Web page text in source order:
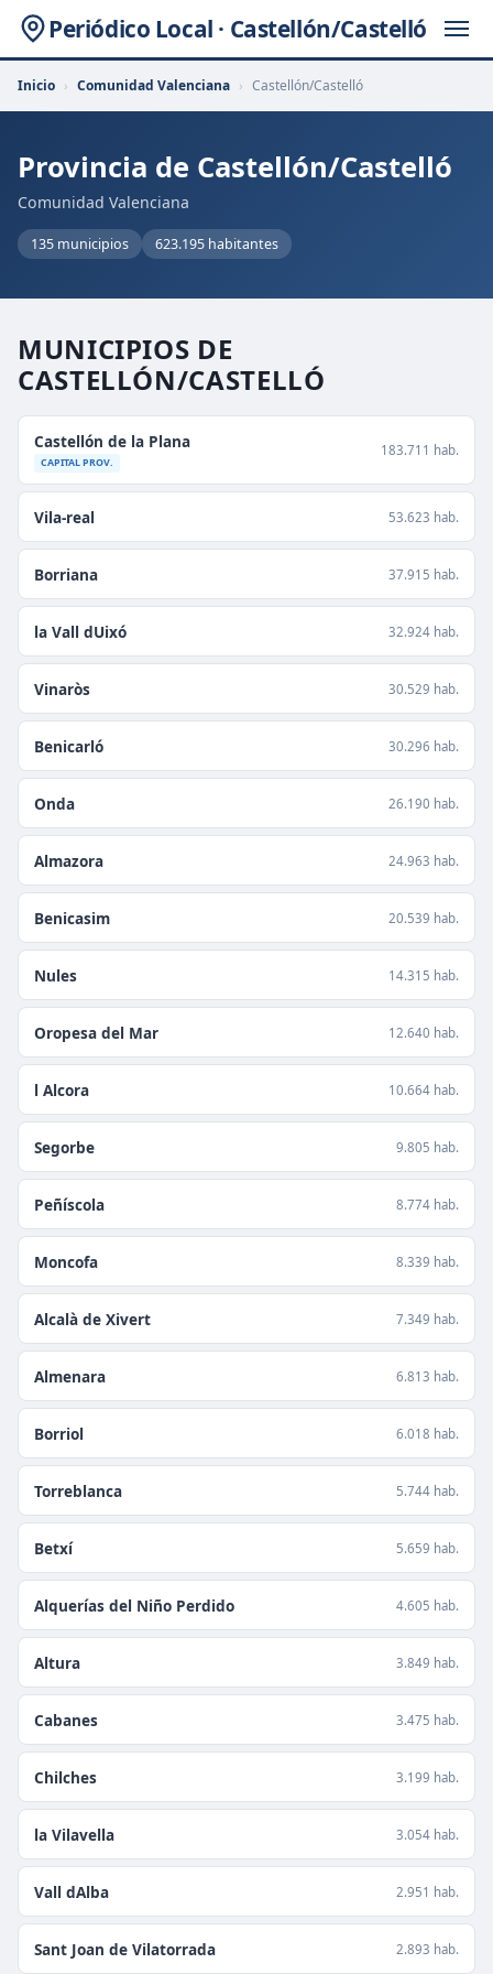
Periódico Local · Castellón/Castelló
Inicio › Comunidad Valenciana › Castellón/Castelló
Provincia de Castellón/Castelló
Comunidad Valenciana
135 municipios 623.195 habitantes
MUNICIPIOS DE
CASTELLÓN/CASTELLÓ
Castellón de la Plana
CAPITAL PROV.
183.711 hab.
Vila-real 53.623 hab.
Borriana 37.915 hab.
la Vall dUixó 32.924 hab.
Vinaròs 30.529 hab.
Benicarló 30.296 hab.
Onda 26.190 hab.
Almazora 24.963 hab.
Benicasim 20.539 hab.
Nules 14.315 hab.
Oropesa del Mar 12.640 hab.
l Alcora 10.664 hab.
Segorbe 9.805 hab.
Peñíscola 8.774 hab.
Moncofa 8.339 hab.
Alcalà de Xivert 7.349 hab.
Almenara 6.813 hab.
Borriol 6.018 hab.
Torreblanca 5.744 hab.
Betxí 5.659 hab.
Alquerías del Niño Perdido 4.605 hab.
Altura 3.849 hab.
Cabanes 3.475 hab.
Chilches 3.199 hab.
la Vilavella 3.054 hab.
Vall dAlba 2.951 hab.
Sant Joan de Vilatorrada 2.893 hab.